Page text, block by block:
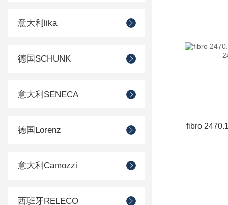
意大利lika
德国SCHUNK
意大利SENECA
德国Lorenz
意大利Camozzi
西班牙RELECO